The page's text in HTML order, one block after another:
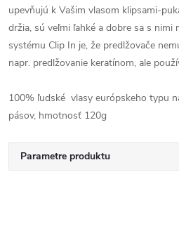
upevňujú k Vašim vlasom klipsami-
držia, sú veľmi ľahké a dobre sa s nimi
systému Clip In je, že predlžovače
napr. predlžovanie keratínom, ale
100% ľudské vlasy európskeho typu
pásov, hmotnosť 120g
Parametre produktu